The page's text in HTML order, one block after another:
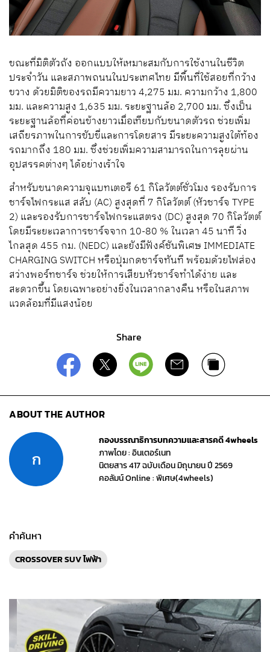
ขณะที่มิติตัวถัง ออกแบบให้เหมาะสมกับการใช้งานในชีวิต
ประจำวัน และสภาพถนนในประเทศไทย มีพื้นที่ใช้สอยที่กว้าง
ขวาง ด้วยมิติของรถมีความยาว 4,275 มม. ความกว้าง 1,800
มม. และความสูง 1,635 มม. ระยะฐานล้อ 2,700 มม. ซึ่งเป็น
ระยะฐานล้อที่ค่อนข้างยาวเมื่อเทียบกับขนาดตัวรถ ช่วยเพิ่ม
เสถียรภาพในการขับขี่และการโดยสาร มีระยะความสูงใต้ท้อง
รถมากถึง 180 มม. ซึ่งช่วยเพิ่มความสามารถในการลุยผ่าน
อุปสรรคต่างๆ ได้อย่างเร้าใจ
สำหรับขนาดความจุแบทเตอรี 61 กิโลวัตต์ชั่วโมง รองรับการ
ชาร์จไฟกระแส สลับ (AC) สูงสุดที่ 7 กิโลวัตต์ (หัวชาร์จ TYPE
2) และรองรับการชาร์จไฟกระแสตรง (DC) สูงสุด 70 กิโลวัตต์
โดยมีระยะเวลาการชาร์จจาก 10-80 % ในเวลา 45 นาที วิ่ง
ไกลสุด 455 กม. (NEDC) และยังมีฟังค์ชันพิเศษ IMMEDIATE
CHARGING SWITCH หรือปุ่มกดชาร์จทันที พร้อมด้วยไฟส่อง
สว่างพอร์ทชาร์จ ช่วยให้การเสียบหัวชาร์จทำได้ง่าย และ
สะดวกขึ้น โดยเฉพาะอย่างยิ่งในเวลากลางคืน หรือในสภาพ
แวดล้อมที่มีแสงน้อย
Share
ABOUT THE AUTHOR
ก
กองบรรณาธิการบทความและสารคดี 4wheels
ภาพโดย : อินเตอร์เนท
นิตยสาร 417 ฉบับเดือน มิถุนายน ปี 2569
คอลัมน์ Online : พิเศษ(4wheels)
คำค้นหา
CROSSOVER SUV ไฟฟ้า